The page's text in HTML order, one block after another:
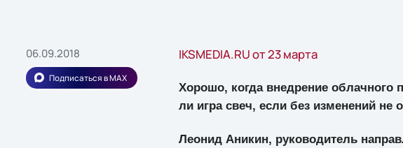
06.09.2018
Подписаться в MAX
IKSMEDIA.RU от 23 марта
Хорошо, когда внедрение облачного
ли игра свеч, если без изменений не
Леонид Аникин, руководитель